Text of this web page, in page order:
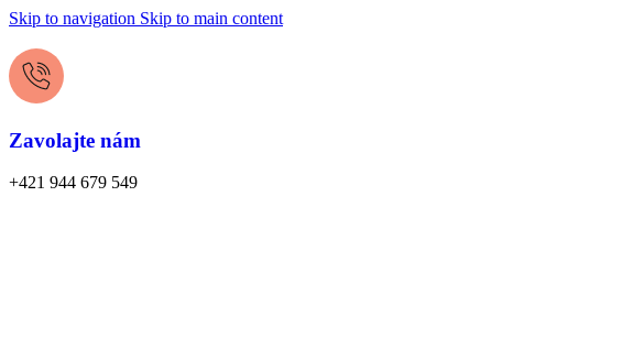
Skip to navigation Skip to main content
Zavolajte nám
+421 944 679 549